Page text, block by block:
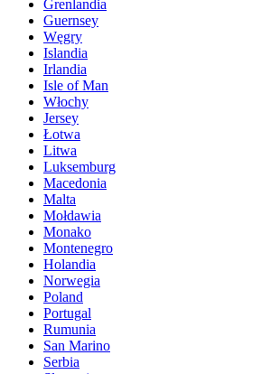
Grenlandia
Guernsey
Węgry
Islandia
Irlandia
Isle of Man
Włochy
Jersey
Łotwa
Litwa
Luksemburg
Macedonia
Malta
Mołdawia
Monako
Montenegro
Holandia
Norwegia
Poland
Portugal
Rumunia
San Marino
Serbia